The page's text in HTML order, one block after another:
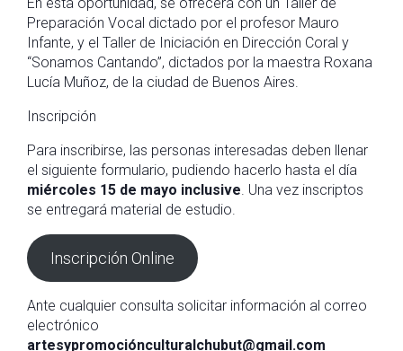
Preparación Vocal dictado por el profesor Mauro
Infante, y el Taller de Iniciación en Dirección Coral y
“Sonamos Cantando”, dictados por la maestra Roxana
Lucía Muñoz, de la ciudad de Buenos Aires.
Inscripción
Para inscribirse, las personas interesadas deben llenar
el siguiente formulario, pudiendo hacerlo hasta el día
miércoles 15 de mayo inclusive. Una vez inscriptos
se entregará material de estudio.
Inscripción Online
Ante cualquier consulta solicitar información al correo
electrónico
artesypromociónculturalchubut@gmail.com